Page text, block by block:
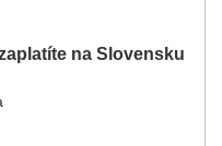
na Slovensku